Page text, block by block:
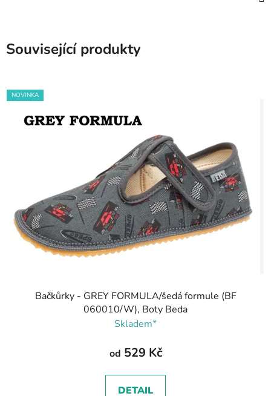
Související produkty
NOVINKA
Bačkůrky - GREY FORMULA/šedá formule (BF
060010/W), Boty Beda
Skladem*
od 529 Kč
DETAIL